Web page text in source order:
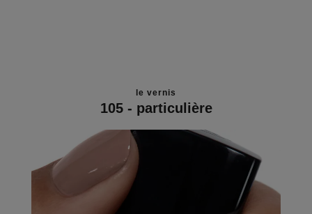
le vernis
105 - particulière